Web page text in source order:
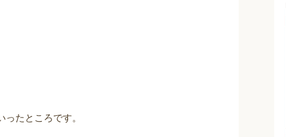
ったところです。